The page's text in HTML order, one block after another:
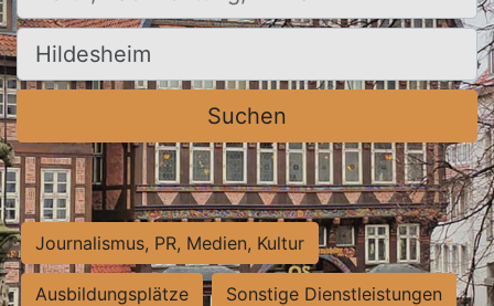
Ort, Stadt
Suchen
Journalismus, PR, Medien, Kultur
Ausbildungsplätze Sonstige Dienstleistungen